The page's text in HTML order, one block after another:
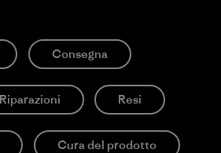
Consegna
Riparazioni Resi
Cura del prodotto